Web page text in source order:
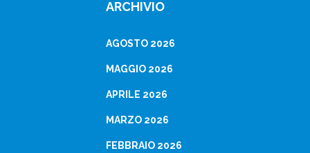
ARCHIVIO
AGOSTO 2026
MAGGIO 2026
APRILE 2026
MARZO 2026
FEBBRAIO 2026